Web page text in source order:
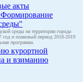
акты
среды на территории города
год и плановый период 2018-2019
программа.
курортной
и взиманию